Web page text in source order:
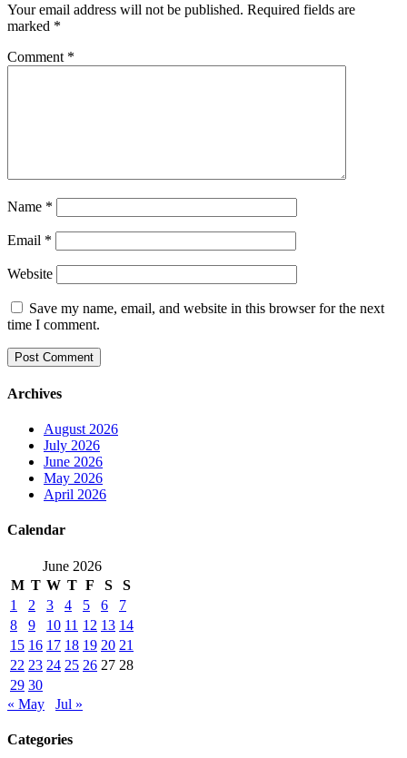
Your email address will not be published. Required fields are
marked *
Comment *
Name *
Email *
Website
Save my name, email, and website in this browser for the next
time I comment.
Archives
August 2026
July 2026
June 2026
May 2026
April 2026
Calendar
June 2026
M T W T F S
S
1
2 3 4 5 6
7
8
9 10 11 12 13 14
15 16 17 18 19 20 21
22 23 24 25 26 27 28
29 30
« May
Jul »
Categories